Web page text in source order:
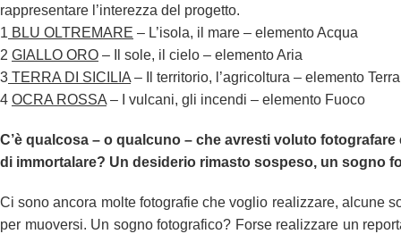
rappresentare l’interezza del progetto.
1 BLU OLTREMARE – L’isola, il mare – elemento Acqua
2 GIALLO ORO – Il sole, il cielo – elemento Aria
3 TERRA DI SICILIA – Il territorio, l’agricoltura – elemento Terra
4 OCRA ROSSA – I vulcani, gli incendi – elemento Fuoco
C’è qualcosa – o qualcuno – che avresti voluto
di immortalare? Un desiderio rimasto sospeso, un sogno
Ci sono ancora molte fotografie che voglio realizzare, alcune
per muoversi. Un sogno fotografico? Forse realizzare un